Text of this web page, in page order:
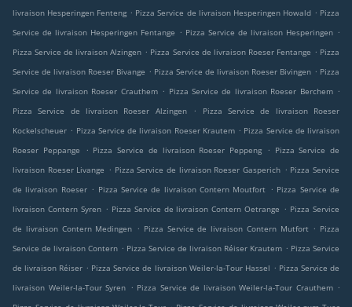
livraison Hesperingen Fenteng . Pizza Service de livraison Hesperingen Howald . Pizza
Service de livraison Hesperingen Fentange . Pizza Service de livraison Hesperingen .
Pizza Service de livraison Alzingen . Pizza Service de livraison Roeser Fentange . Pizza
Service de livraison Roeser Bivange . Pizza Service de livraison Roeser Bivingen . Pizza
Service de livraison Roeser Crauthem . Pizza Service de livraison Roeser Berchem .
Pizza Service de livraison Roeser Alzingen
.
Pizza Service de livraison Roeser
Kockelscheuer . Pizza Service de livraison Roeser Krautem . Pizza Service de livraison
Roeser Peppange
. Pizza Service de livraison Roeser Peppeng . Pizza Service de
livraison Roeser Livange . Pizza Service de livraison Roeser Gasperich . Pizza Service
de livraison Roeser . Pizza Service de livraison Contern Moutfort . Pizza Service de
livraison Contern Syren . Pizza Service de livraison Contern Oetrange . Pizza Service
de livraison Contern Medingen . Pizza Service de livraison Contern Mutfort . Pizza
Service de livraison Contern . Pizza Service de livraison Réiser Krautem . Pizza Service
de livraison Réiser . Pizza Service de livraison Weiler-la-Tour Hassel . Pizza Service de
livraison Weiler-la-Tour Syren . Pizza Service de livraison Weiler-la-Tour Crauthem .